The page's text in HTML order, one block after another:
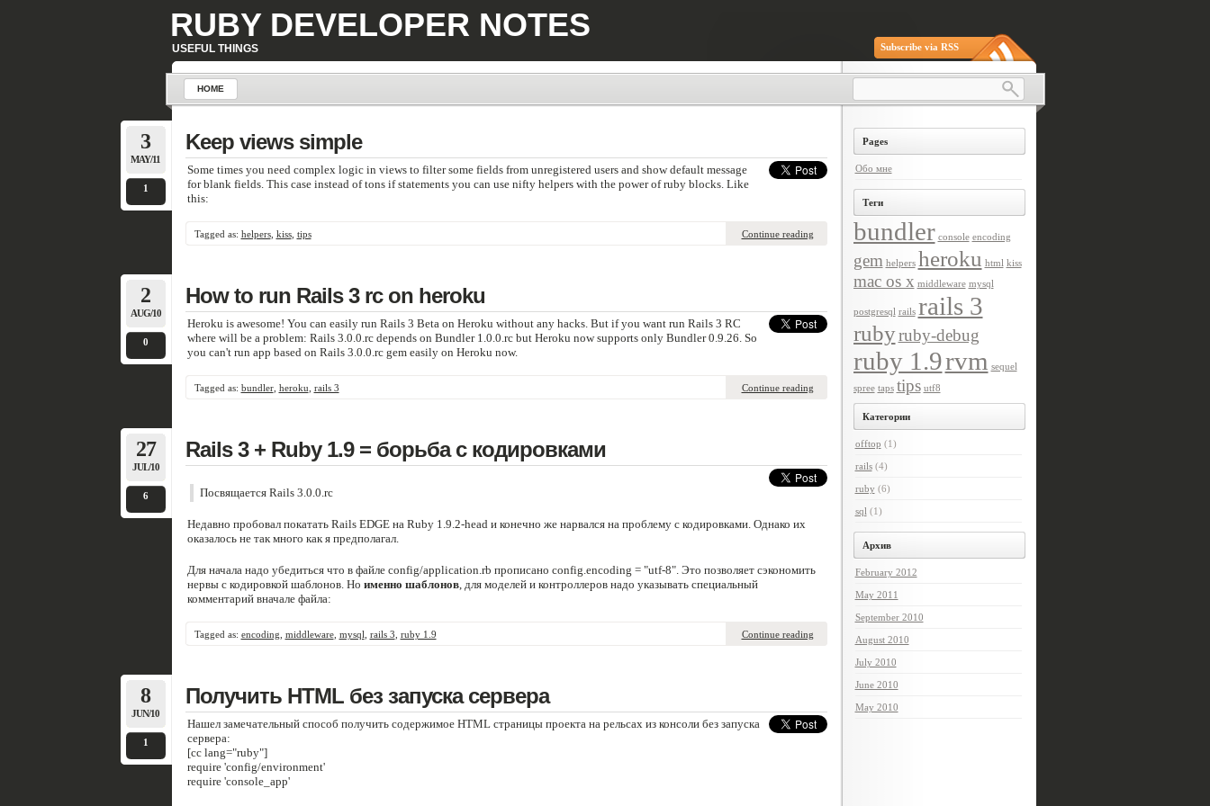
RUBY DEVELOPER NOTES
USEFUL THINGS Subscribe via RSS
HOME
3
MAY/11
1
Keep views simple
Some times you need complex logic in views to filter some fields from unregistered users and show default message
for blank fields. This case instead of tons if statements you can use nifty helpers with the power of ruby blocks. Like
this:
Tagged as: helpers, kiss, tips Continue reading
2
AUG/10
0
How to run Rails 3 rc on heroku
Heroku is awesome! You can easily run Rails 3 Beta on Heroku without any hacks. But if you want run Rails 3 RC
where will be a problem: Rails 3.0.0.rc depends on Bundler 1.0.0.rc but Heroku now supports only Bundler 0.9.26. So
you can't run app based on Rails 3.0.0.rc gem easily on Heroku now.
Tagged as: bundler, heroku rails 3 Continue reading
27
JUL/10
6
Rails 3 + Ruby 1.9 = борьба с кодировками
Посвящается Rails 3.0.0.rc
Недавно пробовал покатать Rails EDGE на Ruby 1.9.2-head и конечно же нарвался на проблему с кодировками. Однако их
оказалось не так много как я предполагал.
Для начала надо убедиться что в файле config/application.rb прописано config.encoding = "utf-8". Это позволяет сэкономить
нервы с кодировкой шаблонов. Но именно шаблонов, для моделей и контроллеров надо указывать специальный
комментарий вначале файла:
Tagged as: encoding middleware, mysql rails 3 ruby 1.9 Continue reading
8
JUN/10
1
Получить HTML без запуска сервера
Нашел замечательный способ получить содержимое HTML страницы проекта на рельсах из консоли без запуска
сервера:
[cc lang="ruby"]
require 'config/environment'
require 'console_app'
Pages
Обо мне
Теги
bundler console encoding
gem helpers heroku html kiss
mac os x middleware mysql
postgresql rails rails 3
rubyruby-debug
ruby 1.9rvm sequel
spree taps tips utf8
Категории
offtop (1)
rails(4)
ruby (6)
sql (1)
Архив
February 2012
May 2011
September 2010
August 2010
July 2010
June 2010
May 2010